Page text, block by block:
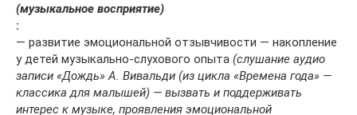
(музыкальное восприятие)
:
— развитие эмоциональной отзывчивости — накопление
у детей музыкально-слухового опыта (слушание аудио
записи «Дождь» А. Вивальди (из цикла «Времена года» —
классика для малышей) — вызвать и поддерживать
интерес к музыке, проявления эмоциональной